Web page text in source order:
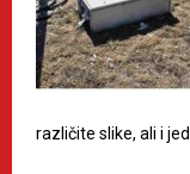
različite slike, ali i